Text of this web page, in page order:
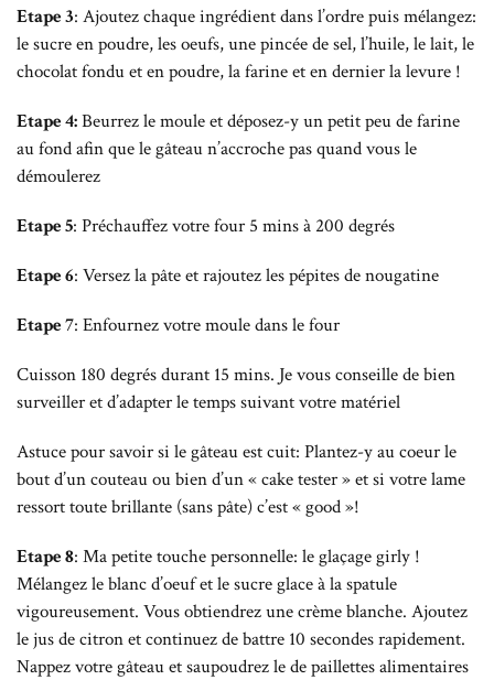
Etape 3: Ajoutez chaque ingrédient dans l’ordre puis mélangez:
le sucre en poudre, les oeufs, une pincée de sel, l’huile, le lait, le
chocolat fondu et en poudre, la farine et en dernier la levure !
Etape 4:Beurrez le moule et déposez-y un petit peu de farine
au fond afin que le gâteau n’accroche pas quand vous le
démoulerez
Etape 5: Préchauffez votre four 5 mins à 200 degrés
Etape 6: Versez la pâte et rajoutez les pépites de nougatine
Etape 7: Enfournez votre moule dans le four
Cuisson 180 degrés durant 15 mins. Je vous conseille de bien
surveiller et d’adapter le temps suivant votre matériel
Astuce pour savoir si le gâteau est cuit: Plantez-y au coeur le
bout d’un couteau ou bien d’un « cake tester » et si votre lame
ressort toute brillante (sans pâte) c’est « good »!
Etape 8: Ma petite touche personnelle: le glaçage girly !
Mélangez le blanc d’oeuf et le sucre glace à la spatule
vigoureusement. Vous obtiendrez une crème blanche. Ajoutez
le jus de citron et continuez de battre 10 secondes rapidement.
Nappez votre gâteau et saupoudrez le de paillettes alimentaires